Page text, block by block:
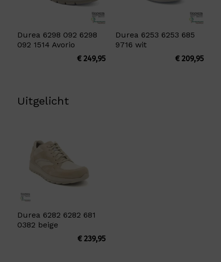
Durea 6298 092 6298
092 1514 Avorio
€249,95
Durea 6253 6253 685
9716 wit
€209,95
Uitgelicht
Durea 6282 6282 681
0382 beige
€239,95